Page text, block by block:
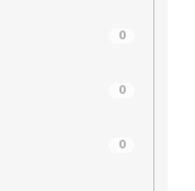
0
0
0